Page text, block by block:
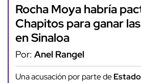
Rocha Moya habría
Chapitos para ganar
en Sinaloa
Por: Anel Rangel
Una acusación por parte de